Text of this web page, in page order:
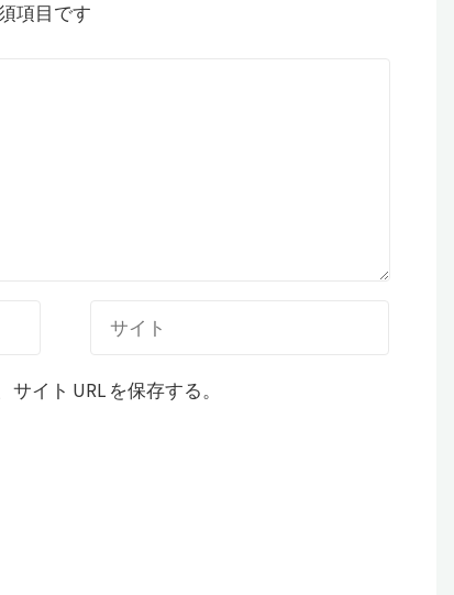
項目です
イト URL を保存する。